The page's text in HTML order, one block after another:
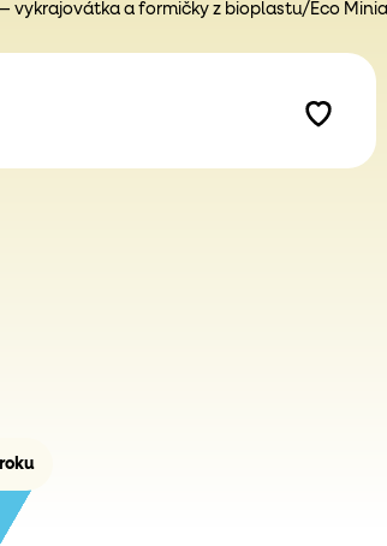
vykrajovátka a formičky z bioplastu/ Eco